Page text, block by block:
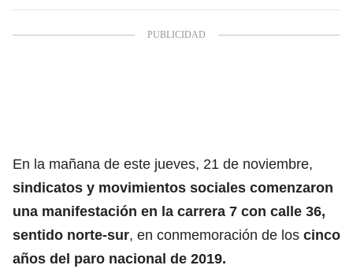
En la mañana de este jueves, 21 de noviembre,
sindicatos y movimientos sociales comenzaron
una manifestación en la carrera 7 con calle 36,
sentido norte-sur, en conmemoración de los cinco
años del paro nacional de 2019.